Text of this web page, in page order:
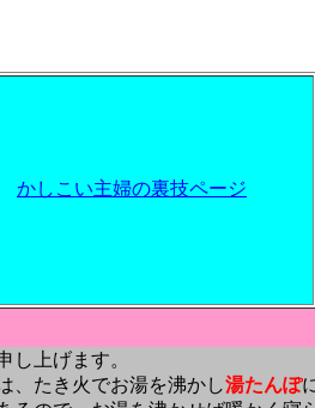
かしこい主婦の裏技ページ
し上げます。
、たき火でお湯を沸かし湯たんぽ